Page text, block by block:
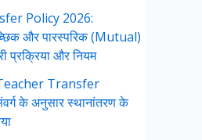
Policy 2026:
और पारस्परिक (Mutual)
प्रक्रिया और नियम
Transfer
के अनुसार स्थानांतरण के